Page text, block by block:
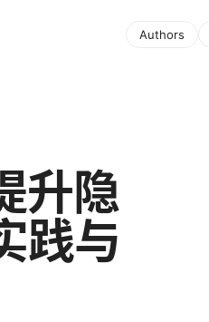
Authors
升隐
践与